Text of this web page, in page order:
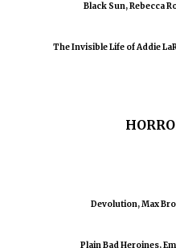
Black Sun, Rebecca
The Invisible Life of Addie
Devolution, Max
Plain Bad Heroines,